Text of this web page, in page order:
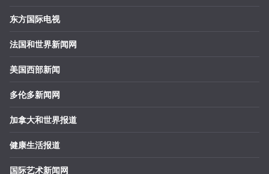
东方国际电视
法国和世界新闻网
美国西部新闻
多伦多新闻网
加拿大和世界报道
健康生活报道
国际艺术新闻网